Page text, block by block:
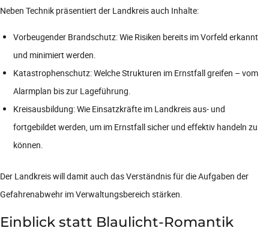
Neben Technik präsentiert der Landkreis auch Inhalte:
Vorbeugender Brandschutz: Wie Risiken bereits im Vorfeld erkannt
und minimiert werden.
Katastrophenschutz: Welche Strukturen im Ernstfall greifen – vom
Alarmplan bis zur Lageführung.
Kreisausbildung: Wie Einsatzkräfte im Landkreis aus- und
fortgebildet werden, um im Ernstfall sicher und effektiv handeln zu
können.
Der Landkreis will damit auch das Verständnis für die Aufgaben der
Gefahrenabwehr im Verwaltungsbereich stärken.
Einblick statt Blaulicht-Romantik